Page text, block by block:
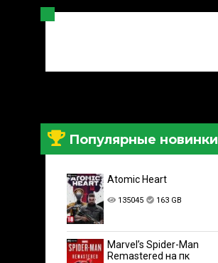
Популярные новинки
Atomic Heart
135045 163 GB
Marvel’s Spider-Man
Remastered на пк